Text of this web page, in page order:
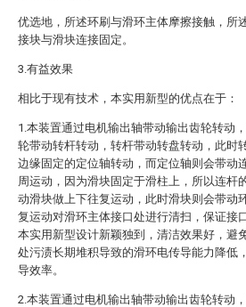
优选地，所述环刷与滑环主体摩擦接触，所
接块与滑块连接固定。
3.有益效果
相比于现有技术，本实用新型的优点在于：
1.本装置通过电机输出轴带动输出齿轮转动
轮带动转杆转动，转杆带动转盘转动，此时
边缘固定的定位轴转动，而定位轴则会带动
周运动，因为滑块固定于滑柱上，所以连杆
动滑块做上下往复运动，此时滑块则会带动
复运动对滑环主体接口处进行清扫，保证接
本实用新型设计新颖独到，清洁效果好，避
处污渍长期堆积导致的滑环电传导能力降低
导效率。
2.本装置通过电机输出轴带动输出齿轮转动